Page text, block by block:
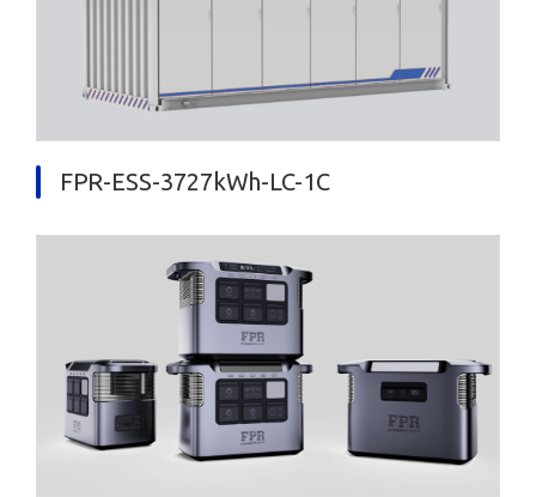
FPR-ESS-3727kWh-LC-1C